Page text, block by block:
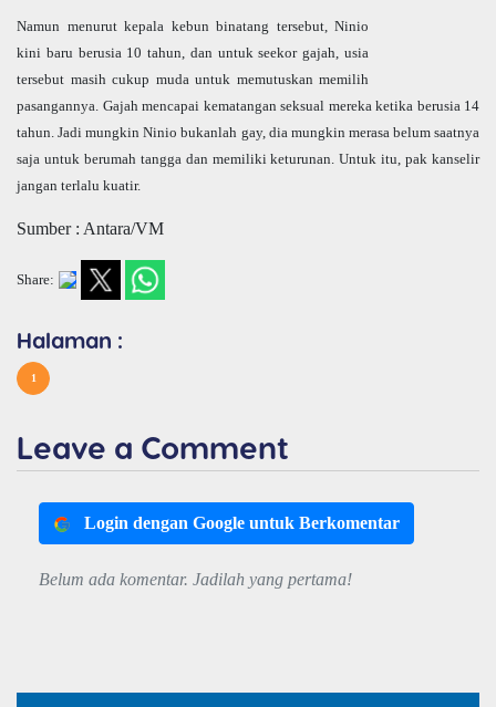
Namun menurut kepala kebun binatang tersebut, Ninio
kini baru berusia 10 tahun, dan untuk seekor gajah, usia
tersebut masih cukup muda untuk memutuskan memilih
pasangannya. Gajah mencapai kematangan seksual mereka ketika berusia 14
tahun. Jadi mungkin Ninio bukanlah gay, dia mungkin merasa belum saatnya
saja untuk berumah tangga dan memiliki keturunan. Untuk itu, pak kanselir
jangan terlalu kuatir.
Sumber : Antara/VM
Share:
Halaman :
1
Leave a Comment
Login dengan Google untuk Berkomentar
Belum ada komentar. Jadilah yang pertama!